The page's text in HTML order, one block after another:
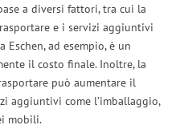
a diversi fattori, tra cui la
e i servizi aggiuntivi
Eschen, ad esempio, è un
il costo finale. Inoltre, la
può aumentare il
aggiuntivi come l’imballaggio,
mobili.